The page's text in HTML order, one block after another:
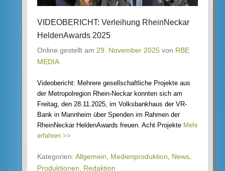
VIDEOBERICHT: Verleihung RheinNeckar
HeldenAwards 2025
Online gestellt am 29. November 2025 von RBE
MEDIA
Videobericht: Mehrere gesellschaftliche Projekte aus
der Metropolregion Rhein-Neckar konnten sich am
Freitag, den 28.11.2025, im Volksbankhaus der VR-
Bank in Mannheim über Spenden im Rahmen der
RheinNeckar HeldenAwards freuen. Acht Projekte Mehr
erfahren >>
Kategorien: Allgemein Medienproduktion News
Produktionen
Redaktion